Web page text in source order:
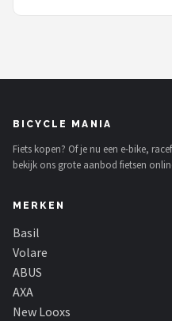
BICYCLE MANIA
Fiets kopen? Of je nu een e-bike,
bekijk ons grote aanbod fietsen
MERKEN
Basil
Volare
ABUS
AXA
New Looxs